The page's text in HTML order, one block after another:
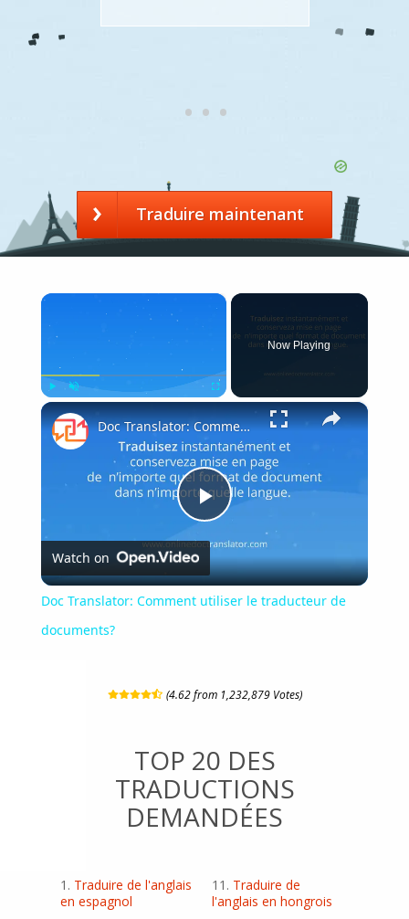
Traduire maintenant
×
Play Unmute Fullscreen
Now Playing
×
Play
Video
Doc Translator: Comment utiliser le traducteur de documents?
Watch on
Doc Translator: Comment utiliser le traducteur de
documents?
(4.62 from 1,232,879 Votes)
TOP 20 DES
TRADUCTIONS
DEMANDÉES
Traduire de l'anglais
en espagnol
Traduire de
l'anglais en hongrois